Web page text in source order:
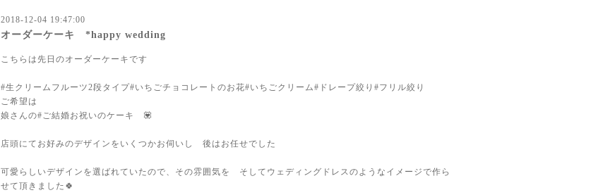
2018-12-04 19:47:00
オーダーケーキ *happy wedding
こちらは先日のオーダーケーキです
#生クリームフルーツ2段タイプ#いちごチョコレートのお花#いちごクリーム#ドレープ絞り#フリル絞り
ご希望は
娘さんの#ご結婚お祝いのケーキ 💟
店頭にてお好みのデザインをいくつかお伺いし 後はお任せでした
可愛らしいデザインを選ばれていたので、その雰囲気を そしてウェディングドレスのようなイメージで作ら
せて頂きました🍀